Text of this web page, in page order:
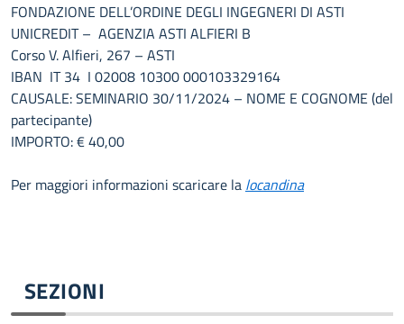
SEZIONI
FONDAZIONE DELL’ORDINE DEGLI INGEGNERI DI ASTI
UNICREDIT – AGENZIA ASTI ALFIERI B
Corso V. Alfieri, 267 – ASTI
IBAN IT 34 I 02008 10300 000103329164
CAUSALE: SEMINARIO 30/11/2024 – NOME E COGNOME (del
partecipante)
IMPORTO: € 40,00
Per maggiori informazioni scaricare la locandina